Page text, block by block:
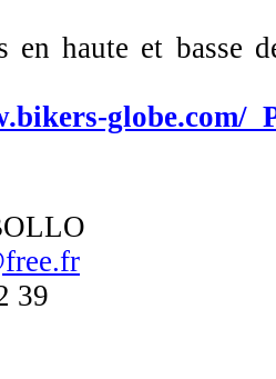
en haute et basse
globe.com/
39